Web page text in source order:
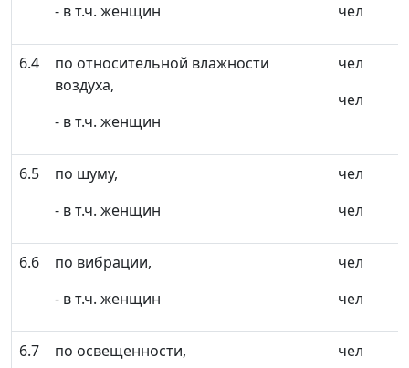
- в т.ч. женщин
чел
6.4
по относительной влажности
воздуха,
- в т.ч. женщин
чел
чел
6.5
по шуму,
- в т.ч. женщин
чел
чел
6.6
по вибрации,
- в т.ч. женщин
чел
чел
6.7
по освещенности,
чел